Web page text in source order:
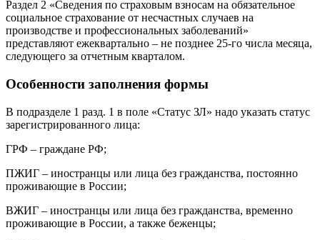
Раздел 2 «Сведения по страховым взносам на обязательное
социальное страхование от несчастных случаев на
производстве и профессиональных заболеваний»
представляют ежеквартально – не позднее 25-го числа месяца,
следующего за отчетным кварталом.
Особенности заполнения формы
В подразделе 1 разд. 1 в поле «Статус ЗЛ» надо указать статус
зарегистрированного лица:
ГРФ – граждане РФ;
ПЖИГ – иностранцы или лица без гражданства, постоянно
проживающие в России;
ВЖИГ – иностранцы или лица без гражданства, временно
проживающие в России, а также беженцы;